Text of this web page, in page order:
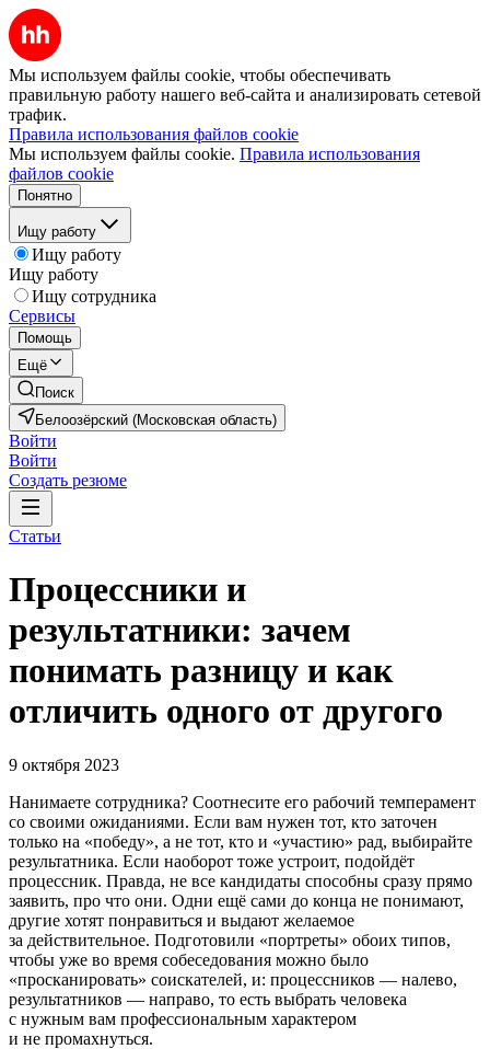
Мы используем файлы cookie, чтобы обеспечивать
правильную работу нашего веб-сайта и анализировать сетевой
трафик.
Правила использования файлов cookie
Мы используем файлы cookie. Правила использования
файлов cookie
Понятно
Ищу работу
Ищу работу
Ищу работу
Ищу сотрудника
Сервисы
Помощь
Ещё
Поиск
Белоозёрский (Московская область)
Войти
Войти
Создать резюме
Статьи
Процессники и
результатники: зачем
понимать разницу и как
отличить одного от другого
9 октября 2023
Нанимаете сотрудника? Соотнесите его рабочий темперамент
со своими ожиданиями. Если вам нужен тот, кто заточен
только на «победу», а не тот, кто и «участию» рад, выбирайте
результатника. Если наоборот тоже устроит, подойдёт
процессник. Правда, не все кандидаты способны сразу прямо
заявить, про что они. Одни ещё сами до конца не понимают,
другие хотят понравиться и выдают желаемое
за действительное. Подготовили «портреты» обоих типов,
чтобы уже во время собеседования можно было
«просканировать» соискателей, и: процессников — налево,
результатников — направо, то есть выбрать человека
с нужным вам профессиональным характером
и не промахнуться.